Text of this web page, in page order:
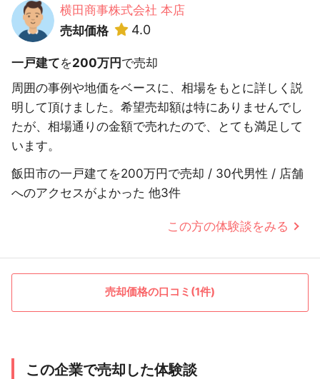
横田商事株式会社 本店
売却価格
4.0
一戸建てを200万円で売却
周囲の事例や地価をベースに、相場をもとに詳しく説
明して頂けました。希望売却額は特にありませんでし
たが、相場通りの金額で売れたので、とても満足して
います。
飯田市の一戸建てを200万円で売却 / 30代男性 / 店舗
へのアクセスがよかった 他3件
この方の体験談をみる
売却価格の口コミ(1件)
この企業で売却した体験談